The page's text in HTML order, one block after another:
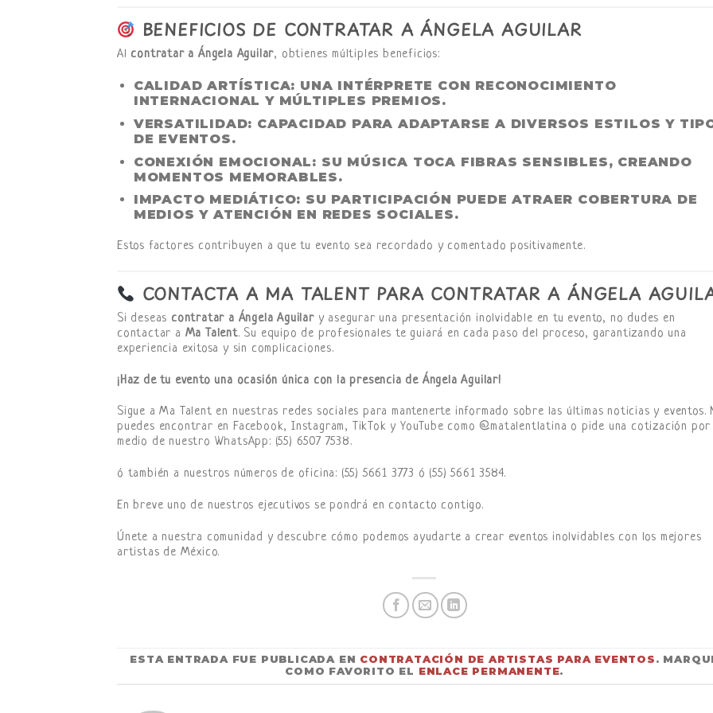
BENEFICIOS DE CONTRATAR A ÁNGELA AGUILAR
Al contratar a Ángela Aguilar, obtienes múltiples beneficios:
CALIDAD ARTÍSTICA: UNA INTÉRPRETE CON RECONOCIMIENTO
INTERNACIONAL Y MÚLTIPLES PREMIOS.
VERSATILIDAD: CAPACIDAD PARA ADAPTARSE A DIVERSOS ESTILOS Y
DE EVENTOS.
CONEXIÓN EMOCIONAL: SU MÚSICA TOCA FIBRAS SENSIBLES, CREANDO
MOMENTOS MEMORABLES.
IMPACTO MEDIÁTICO: SU PARTICIPACIÓN PUEDE ATRAER COBERTURA DE
MEDIOS Y ATENCIÓN EN REDES SOCIALES.
Estos factores contribuyen a que tu evento sea recordado y comentado positivamente.
CONTACTA A MA TALENT PARA CONTRATAR A ÁNGELA
Si deseas contratar a Ángela Aguilary asegurar una presentación inolvidable en tu evento, no dudes en
contactar a Ma Talent. Su equipo de profesionales te guiará en cada paso del proceso, garantizando una
experiencia exitosa y sin complicaciones.
¡Haz de tu evento una ocasión única con la presencia de Ángela Aguilar!
Sigue a Ma Talent en nuestras redes sociales para mantenerte informado sobre las últimas noticias y eventos.
puedes encontrar en Facebook, Instagram, TikTok y YouTube como @matalentlatina o pide una cotización por
medio de nuestro WhatsApp: (55) 6507 7538.
ó también a nuestros números de oficina: (55) 5661 3773 ó (55) 5661 3584.
En breve uno de nuestros ejecutivos se pondrá en contacto contigo.
Únete a nuestra comunidad y descubre cómo podemos ayudarte a crear eventos inolvidables con los mejores
artistas de México.
ESTA ENTRADA FUE PUBLICADA EN CONTRATACIÓN DE ARTISTAS PARA EVENTOS .
COMO FAVORITO EL ENLACE PERMANENTE.